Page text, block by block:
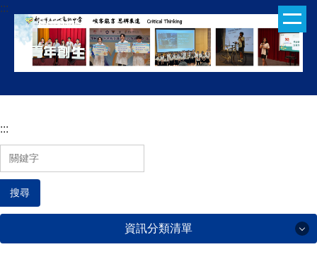
跳
到
容
:::
:::
搜尋
資訊分類清單